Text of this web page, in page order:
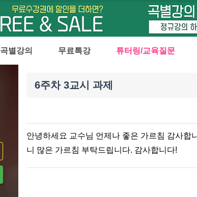
곡별강의 무료특강 튜터링/교육질문
6주차 3교시 과제
안녕하세요 교수님 언제나 좋은 가르침 감사합
니 많은 가르침 부탁드립니다. 감사합니다!